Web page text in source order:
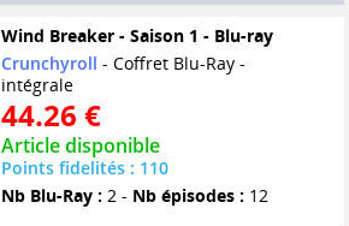
Wind Breaker - Saison 1 - Blu-ray
Crunchyroll - Coffret Blu-Ray -
intégrale
44.26 €
Article disponible
Points fidelités : 110
Nb Blu-Ray : 2 - Nb épisodes : 12